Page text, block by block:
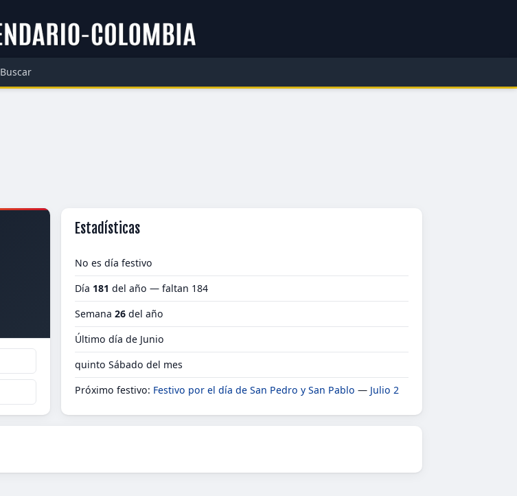
Buscar
Estadísticas
No es día festivo
Día 181 del año — faltan 184
Semana 26 del año
Último día de Junio
quinto Sábado del mes
Próximo festivo: Festivo por el día de San Pedro y San Pablo — Julio 2